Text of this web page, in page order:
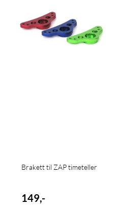
Brakett til ZAP timeteller
149,-